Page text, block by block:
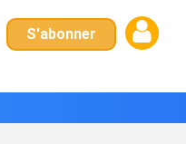
S'abonner